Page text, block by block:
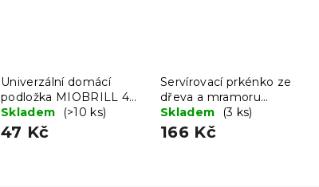
Univerzální domácí
podložka MIOBRILL 40
x 60 cm
Skladem (>10 ks)
47 Kč
Servírovací prkénko ze
dřeva a mramoru
GUSTA 30 cm
Skladem (3 ks)
166 Kč